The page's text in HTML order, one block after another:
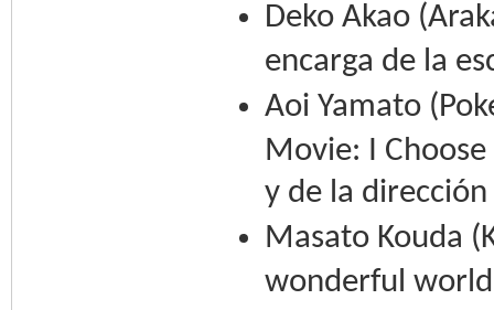
Deko Akao
encarga de la
Aoi Yamato
Movie: I
y de la
Masato Kouda
wonderful